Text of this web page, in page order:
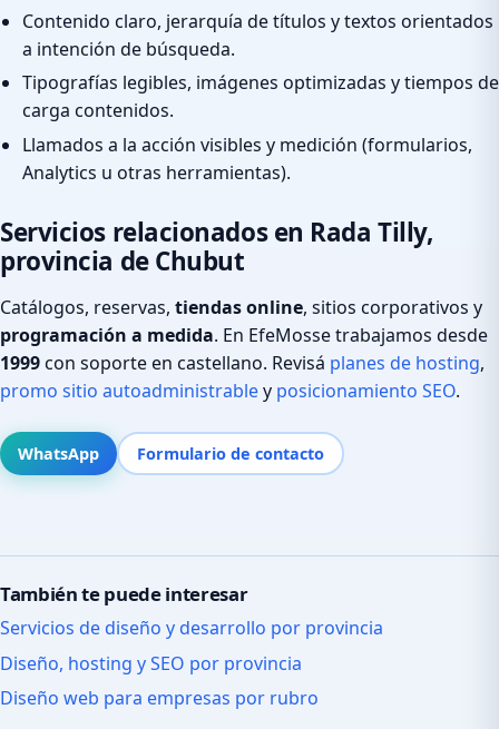
Contenido claro, jerarquía de títulos y textos orientados
a intención de búsqueda.
Tipografías legibles, imágenes optimizadas y tiempos de
carga contenidos.
Llamados a la acción visibles y medición (formularios,
Analytics u otras herramientas).
Servicios relacionados en Rada Tilly,
provincia de Chubut
Catálogos, reservas, tiendas online, sitios corporativos y
programación a medida. En EfeMosse trabajamos desde
1999con soporte en castellano. Revisá planes de hosting,
promo sitio autoadministrabley posicionamiento SEO.
WhatsApp Formulario de contacto
También te puede interesar
Servicios de diseño y desarrollo por provincia
Diseño, hosting y SEO por provincia
Diseño web para empresas por rubro